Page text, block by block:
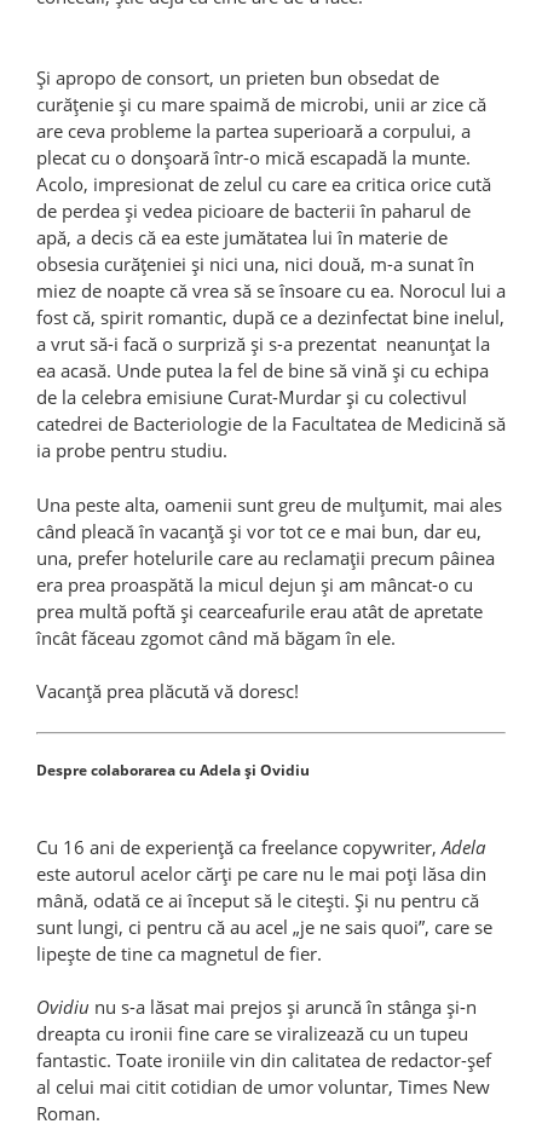
Şi apropo de consort, un prieten bun obsedat de
curăţenie şi cu mare spaimă de microbi, unii ar zice că
are ceva probleme la partea superioară a corpului, a
plecat cu o donşoară într-o mică escapadă la munte.
Acolo, impresionat de zelul cu care ea critica orice cută
de perdea şi vedea picioare de bacterii în paharul de
apă, a decis că ea este jumătatea lui în materie de
obsesia curăţeniei şi nici una, nici două, m-a sunat în
miez de noapte că vrea să se însoare cu ea. Norocul lui a
fost că, spirit romantic, după ce a dezinfectat bine inelul,
a vrut să-i facă o surpriză şi s-a prezentat neanunţat la
ea acasă. Unde putea la fel de bine să vină şi cu echipa
de la celebra emisiune Curat-Murdar şi cu colectivul
catedrei de Bacteriologie de la Facultatea de Medicină să
ia probe pentru studiu.
Una peste alta, oamenii sunt greu de mulţumit, mai ales
când pleacă în vacanţă şi vor tot ce e mai bun, dar eu,
una, prefer hotelurile care au reclamaţii precum pâinea
era prea proaspătă la micul dejun şi am mâncat-o cu
prea multă poftă şi cearceafurile erau atât de apretate
încât făceau zgomot când mă băgam în ele.
Vacanţă prea plăcută vă doresc!
Despre colaborarea cu Adela și Ovidiu
Cu 16 ani de experiență ca freelance copywriter, Adela
este autorul acelor cărți pe care nu le mai poți lăsa din
mână, odată ce ai început să le citești. Și nu pentru că
sunt lungi, ci pentru că au acel „je ne sais quoi”, care se
lipește de tine ca magnetul de fier.
Ovidiu nu s-a lăsat mai prejos și aruncă în stânga și-n
dreapta cu ironii fine care se viralizează cu un tupeu
fantastic. Toate ironiile vin din calitatea de redactor-șef
al celui mai citit cotidian de umor voluntar, Times New
Roman.